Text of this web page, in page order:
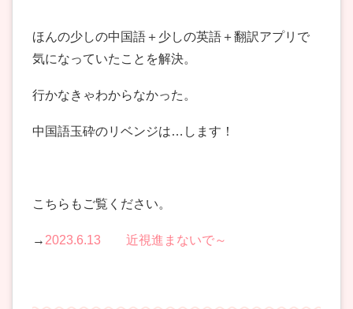
ほんの少しの中国語＋少しの英語＋翻訳アプリで
気になっていたことを解決。
行かなきゃわからなかった。
中国語玉砕のリベンジは…します！
こちらもご覧ください。
→ 2023.6.13 近視進まないで～